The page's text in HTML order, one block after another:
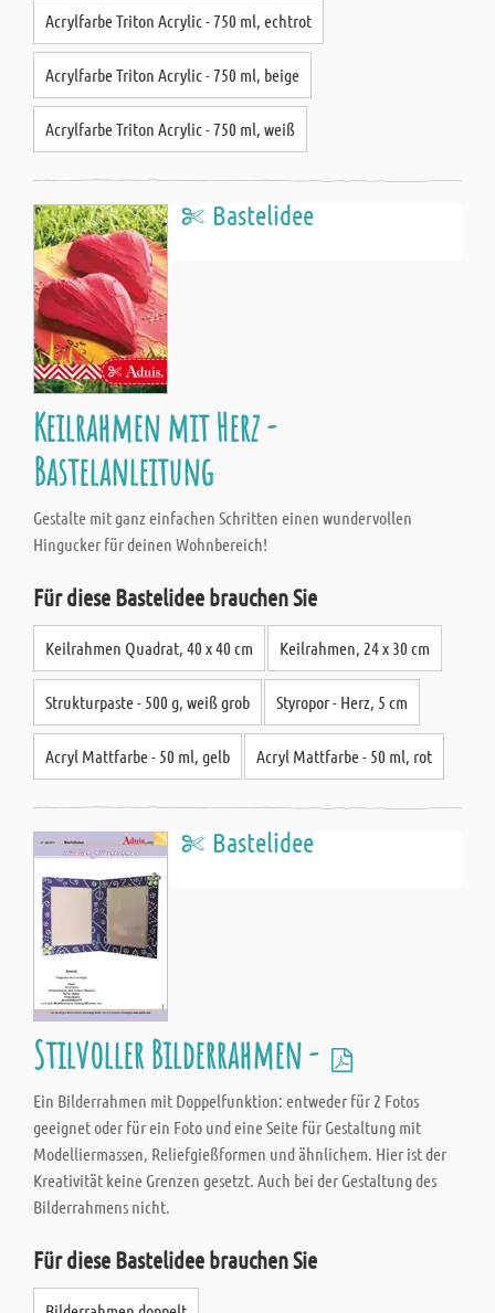
Acrylfarbe Triton Acrylic - 750 ml, echtrot
Acrylfarbe Triton Acrylic - 750 ml, beige
Acrylfarbe Triton Acrylic - 750 ml, weiß
Bastelidee
Keilrahmen mit Herz -
Bastelanleitung
Gestalte mit ganz einfachen Schritten einen wundervollen
Hingucker für deinen Wohnbereich!
Für diese Bastelidee brauchen Sie
Keilrahmen Quadrat, 40 x 40 cm Keilrahmen, 24 x 30 cm
Strukturpaste - 500 g, weiß grob Styropor - Herz, 5 cm
Acryl Mattfarbe - 50 ml, gelb Acryl Mattfarbe - 50 ml, rot
Bastelidee
Stilvoller Bilderrahmen -
Ein Bilderrahmen mit Doppelfunktion: entweder für 2 Fotos
geeignet oder für ein Foto und eine Seite für Gestaltung mit
Modelliermassen, Reliefgießformen und ähnlichem. Hier ist der
Kreativität keine Grenzen gesetzt. Auch bei der Gestaltung des
Bilderrahmens nicht.
Für diese Bastelidee brauchen Sie